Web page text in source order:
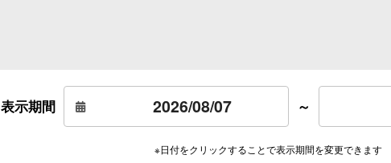
表示期間 ～
※日付をクリックすることで表示期間を変更できます